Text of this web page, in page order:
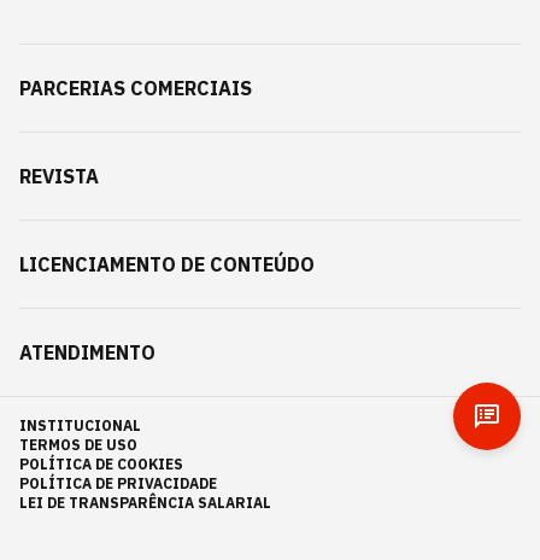
PARCERIAS COMERCIAIS
REVISTA
LICENCIAMENTO DE CONTEÚDO
ATENDIMENTO
INSTITUCIONAL
TERMOS DE USO
POLÍTICA DE COOKIES
POLÍTICA DE PRIVACIDADE
LEI DE TRANSPARÊNCIA SALARIAL